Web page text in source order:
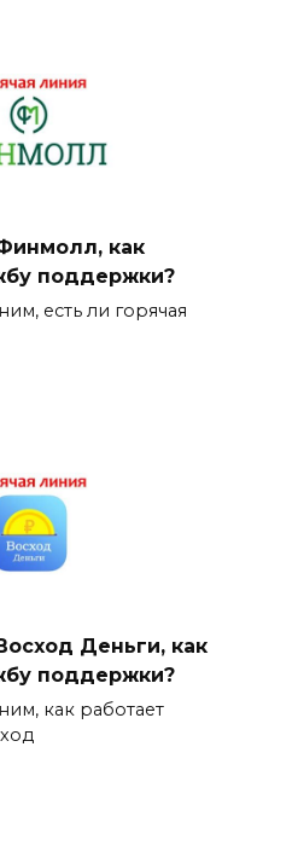
как
поддержки?
есть ли горячая
Деньги, как
поддержки?
как работает